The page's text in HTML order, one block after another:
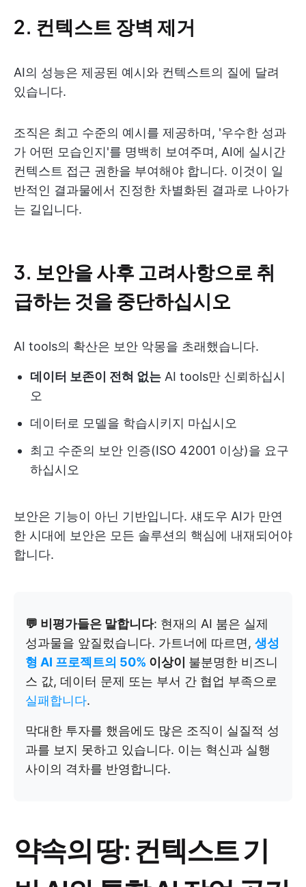
2. 컨텍스트 장벽 제거
AI의 성능은 제공된 예시와 컨텍스트의 질에 달려
있습니다.
조직은 최고 수준의 예시를 제공하며, '우수한 성과
가 어떤 모습인지'를 명백히 보여주며, AI에 실시간
컨텍스트 접근 권한을 부여해야 합니다. 이것이 일
반적인 결과물에서 진정한 차별화된 결과로 나아가
는 길입니다.
3. 보안을 사후 고려사항으로 취
급하는 것을 중단하십시오
AI tools의 확산은 보안 악몽을 초래했습니다.
데이터 보존이 전혀 없는 AI tools만 신뢰하십시
오
데이터로 모델을 학습시키지 마십시오
최고 수준의 보안 인증(ISO 42001 이상)을 요구
하십시오
보안은 기능이 아닌 기반입니다. 섀도우 AI가 만연
한 시대에 보안은 모든 솔루션의 핵심에 내재되어야
합니다.
💬 비평가들은 말합니다: 현재의 AI 붐은 실제
성과물을 앞질렀습니다. 가트너에 따르면, 생성
형 AI 프로젝트의 50% 이상이 불분명한 비즈니
스 값, 데이터 문제 또는 부서 간 협업 부족으로
실패합니다.
막대한 투자를 했음에도 많은 조직이 실질적 성
과를 보지 못하고 있습니다. 이는 혁신과 실행
사이의 격차를 반영합니다.
약속의 땅: 컨텍스트 기